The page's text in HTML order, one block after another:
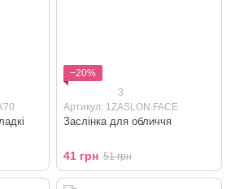
−20%
3
Артикул: 1ZASLON.FACE
Заслінка для обличчя
41 грн 51 грн